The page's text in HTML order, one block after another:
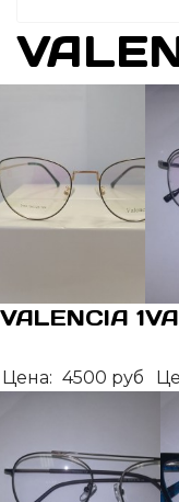
VALENCIA 1
Цена: 4500 руб